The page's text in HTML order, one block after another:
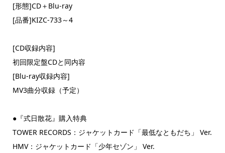
[形態]CD＋Blu-ray
[品番]KIZC-733～4
[CD収録内容]
初回限定盤CDと同内容
[Blu-ray収録内容]
MV3曲分収録（予定）
●『式日散花』購入特典
TOWER RECORDS：ジャケットカード「最低なともだち」 Ver.
HMV：ジャケットカード「少年セゾン」 Ver.